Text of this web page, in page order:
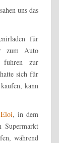
uns das
für
zum Auto
fuhren zur
sich für
kann
, in dem
Supermarkt
während